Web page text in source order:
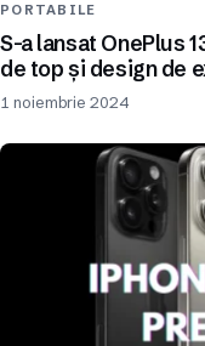
PORTABILE
S-a lansat OnePlus
de top și design de
1 noiembrie 2024